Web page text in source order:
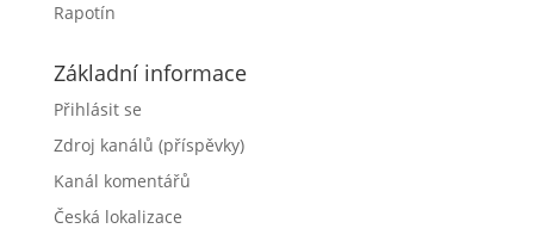
Rapotín
Základní informace
Přihlásit se
Zdroj kanálů (příspěvky)
Kanál komentářů
Česká lokalizace